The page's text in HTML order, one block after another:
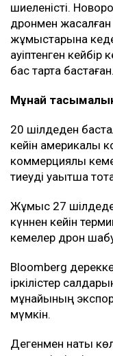
шиеленісті.
дронмен
жұмыстарына
қауіптенген
бас тарта бастаған.
Мұнай
20 шілдеден
кейін америкалық
коммерциялық
тиеуді уақытша
Жұмыс 27 шілдеде
күннен кейін
кемелер дрон
Bloomberg
іркілістер
мұнайының
мүмкін.
Дегенмен нақты